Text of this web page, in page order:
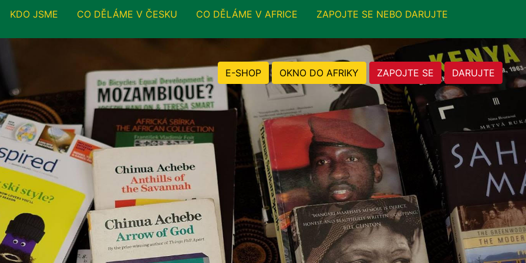
KDO JSME CO DĚLÁME V ČESKU CO DĚLÁME V AFRICE ZAPOJTE SE NEBO DARUJTE
E-SHOP OKNO DO AFRIKY ZAPOJTE SE DARUJTE